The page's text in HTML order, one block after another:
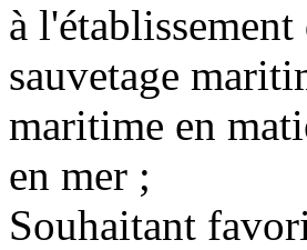
à
sauvetage
maritime en
en mer ;
Souhaitant